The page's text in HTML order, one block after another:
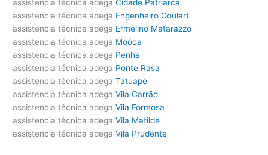
assistencia técnica adega Cidade Patriarca
assistencia técnica adega Engenheiro Goulart
assistencia técnica adega Ermelino Matarazzo
assistencia técnica adega Moóca
assistencia técnica adega Penha
assistencia técnica adega Ponte Rasa
assistencia técnica adega Tatuapé
assistencia técnica adega Vila Carrão
assistencia técnica adega Vila Formosa
assistencia técnica adega Vila Matilde
assistencia técnica adega Vila Prudente